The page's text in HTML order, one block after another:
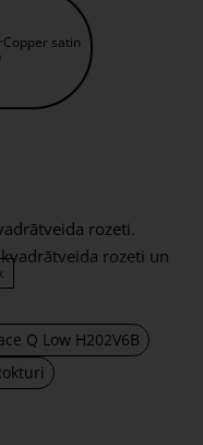
satin
rozeti.
rozeti un
Q Low H202V6B